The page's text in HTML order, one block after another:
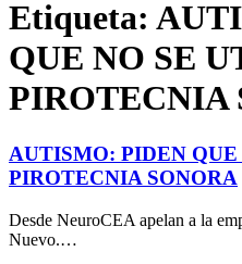
Etiqueta:
QUE NO SE
PIROTECNIA
AUTISMO: PIDEN
PIROTECNIA SONORA
Desde NeuroCEA apelan a la
Nuevo.…